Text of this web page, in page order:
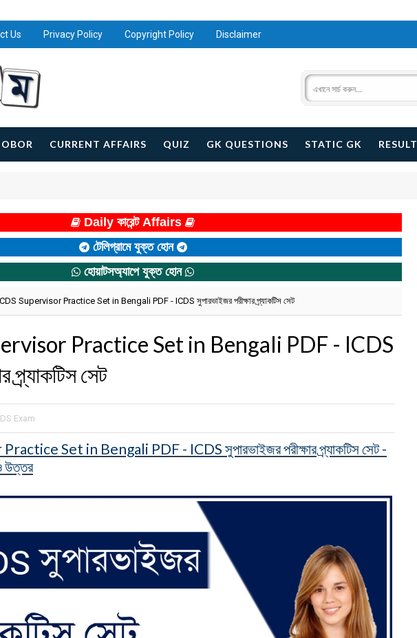
Us Privacy Policy Copyright Policy Disclaimer
CURRENT AFFAIRS QUIZ GK QUESTIONS STATIC GK RESULT
Daily কারেন্ট Affairs
টেলিগ্রামে যুক্ত হোন
হোয়াটসঅ্যাপে যুক্ত হোন
Supervisor Practice Set in Bengali PDF - ICDS সুপারভাইজর পরীক্ষার প্র্যাকটিস সেট
Practice Set in Bengali PDF - ICDS
প্র্যাকটিস সেট
Exam
Set in Bengali PDF - ICDS সুপারভাইজর পরীক্ষার প্র্যাকটিস সেট -
উত্তর